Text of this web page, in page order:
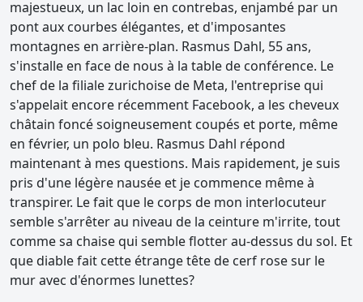
majestueux, un lac loin en contrebas, enjambé par un
pont aux courbes élégantes, et d'imposantes
montagnes en arrière-plan. Rasmus Dahl, 55 ans,
s'installe en face de nous à la table de conférence. Le
chef de la filiale zurichoise de Meta, l'entreprise qui
s'appelait encore récemment Facebook, a les cheveux
châtain foncé soigneusement coupés et porte, même
en février, un polo bleu. Rasmus Dahl répond
maintenant à mes questions. Mais rapidement, je suis
pris d'une légère nausée et je commence même à
transpirer. Le fait que le corps de mon interlocuteur
semble s'arrêter au niveau de la ceinture m'irrite, tout
comme sa chaise qui semble flotter au-dessus du sol. Et
que diable fait cette étrange tête de cerf rose sur le
mur avec d'énormes lunettes?